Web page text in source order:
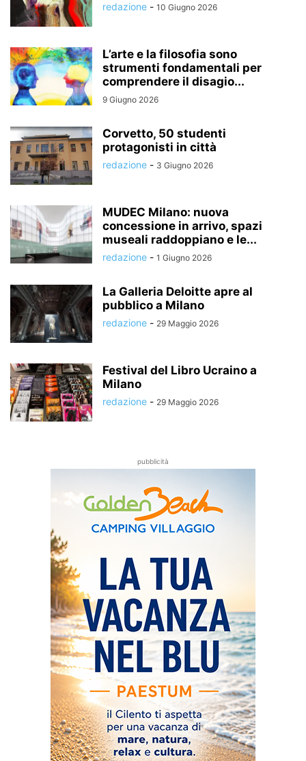
redazione - 10 Giugno 2026
L’arte e la filosofia sono
strumenti fondamentali per
comprendere il disagio...
9 Giugno 2026
Corvetto, 50 studenti
protagonisti in città
redazione - 3 Giugno 2026
MUDEC Milano: nuova
concessione in arrivo, spazi
museali raddoppiano e le...
redazione - 1 Giugno 2026
La Galleria Deloitte apre al
pubblico a Milano
redazione - 29 Maggio 2026
Festival del Libro Ucraino a
Milano
redazione - 29 Maggio 2026
pubblicità